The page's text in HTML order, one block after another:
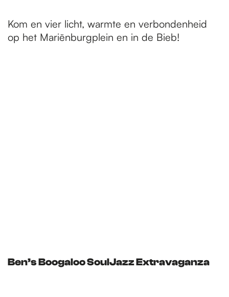
Kom en vier licht, warmte en verbondenheid
op het Mariënburgplein en in de Bieb!
Ben’s Boogaloo SoulJazz Extravaganza